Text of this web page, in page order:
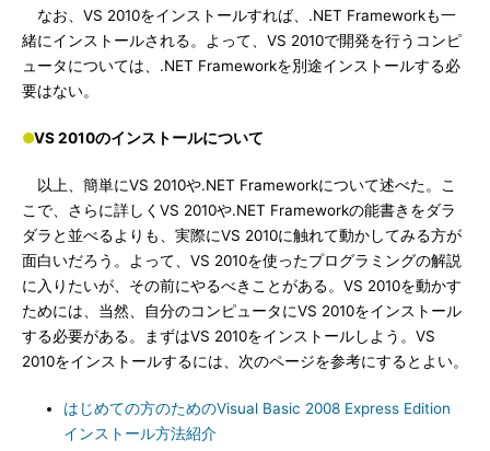
なお、VS 2010をインストールすれば、.NET Frameworkも一
緒にインストールされる。よって、VS 2010で開発を行うコンピ
ュータについては、.NET Frameworkを別途インストールする必
要はない。
●VS 2010のインストールについて
以上、簡単にVS 2010や.NET Frameworkについて述べた。こ
こで、さらに詳しくVS 2010や.NET Frameworkの能書きをダラ
ダラと並べるよりも、実際にVS 2010に触れて動かしてみる方が
面白いだろう。よって、VS 2010を使ったプログラミングの解説
に入りたいが、その前にやるべきことがある。VS 2010を動かす
ためには、当然、自分のコンピュータにVS 2010をインストール
する必要がある。まずはVS 2010をインストールしよう。VS
2010をインストールするには、次のページを参考にするとよい。
はじめての方のためのVisual Basic 2008 Express Edition
インストール方法紹介